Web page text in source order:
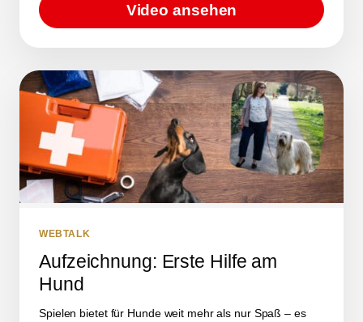
Video ansehen
WEBTALK
Aufzeichnung: Erste Hilfe am
Hund
Spielen bietet für Hunde weit mehr als nur Spaß – es